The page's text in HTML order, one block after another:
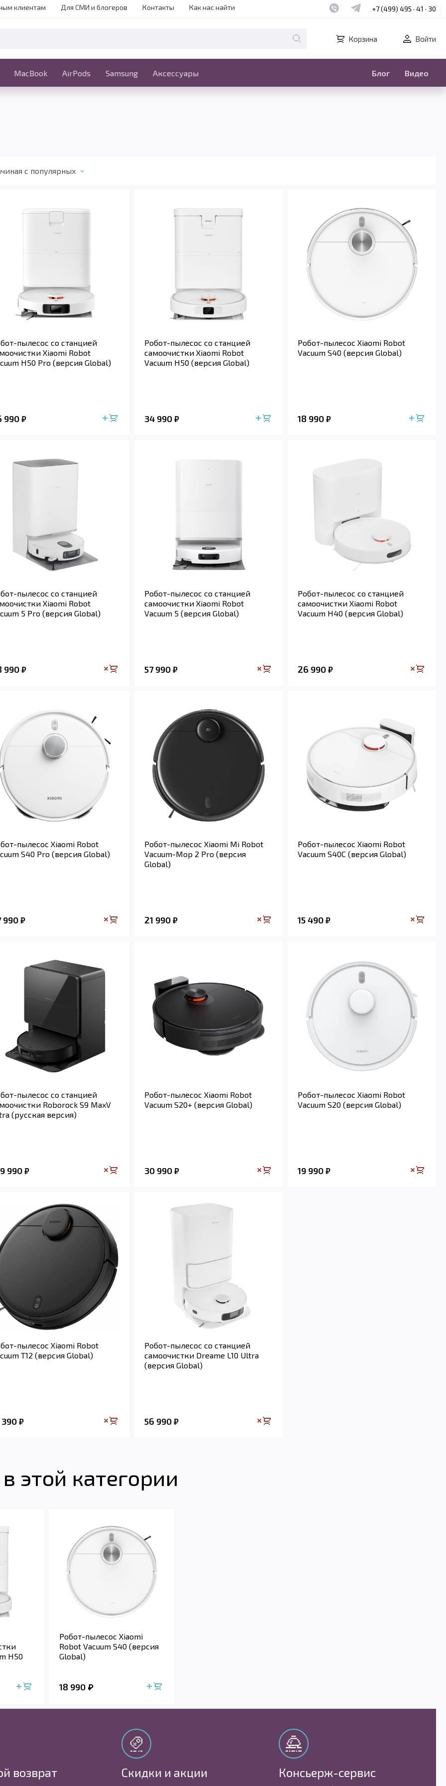
клиентам Для СМИ и блогеров Контакты Как нас найти Наш whatsapp
Наш telegram
+7 (499) 495 · 41 · 30
Корзина Войти
MacBook AirPods Samsung Аксессуары Блог Видео
iPhone MacBook Ещё
c популярных
пылесос со станцией
Xiaomi Robot
H50 Pro (версия Global)
990 ₽
Робот-пылесос со станцией
самоочистки Xiaomi Robot
Vacuum H50 (версия Global)
34 990 ₽
Робот-пылесос Xiaomi Robot
Vacuum S40 (версия Global)
18 990 ₽
пылесос со станцией
Xiaomi Robot
5 Pro (версия Global)
990 ₽
Робот-пылесос со станцией
самоочистки Xiaomi Robot
Vacuum 5 (версия Global)
57 990 ₽
Робот-пылесос со станцией
самоочистки Xiaomi Robot
Vacuum H40 (версия Global)
26 990 ₽
пылесос Xiaomi Robot
S40 Pro (версия Global)
990 ₽
Робот-пылесос Xiaomi Mi Robot
Vacuum-Mop 2 Pro (версия
Global)
21 990 ₽
Робот-пылесос Xiaomi Robot
Vacuum S40C (версия Global)
15 490 ₽
пылесос со станцией
Roborock S9 MaxV
(русская версия)
990 ₽
Робот-пылесос Xiaomi Robot
Vacuum S20+ (версия Global)
30 990 ₽
Робот-пылесос Xiaomi Robot
Vacuum S20 (версия Global)
19 990 ₽
пылесос Xiaomi Robot
T12 (версия Global)
390₽
Робот-пылесос со станцией
самоочистки Dreame L10 Ultra
(версия Global)
56 990 ₽
этой категории
H50
Робот-пылесос Xiaomi
Robot Vacuum S40 (версия
Global)
18 990
возврат Скидки и акции Консьерж-сервис